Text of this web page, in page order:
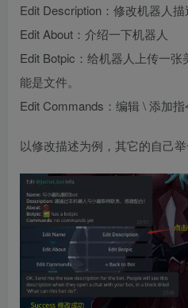
Edit Description：修改机器人
Edit About：介绍一下机器人
Edit Botpic：给机器人上传一
能是文件。
Edit Commands：编辑 \ 添加指
以修改描述为例，其它的自己举